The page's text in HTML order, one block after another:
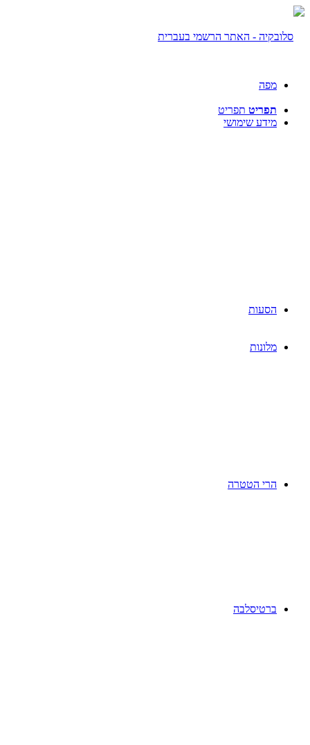
תפריט תפריט
מפה
מידע שימושי
הסעות
מלונות
הרי הטטרה
ברטיסלבה